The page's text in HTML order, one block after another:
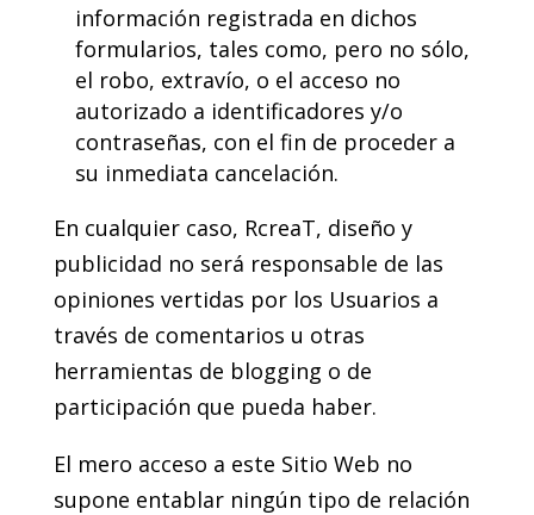
información registrada en dichos
formularios, tales como, pero no sólo,
el robo, extravío, o el acceso no
autorizado a identificadores y/o
contraseñas, con el fin de proceder a
su inmediata cancelación.
En cualquier caso, RcreaT, diseño y
publicidad no será responsable de las
opiniones vertidas por los Usuarios a
través de comentarios u otras
herramientas de blogging o de
participación que pueda haber.
El mero acceso a este Sitio Web no
supone entablar ningún tipo de relación